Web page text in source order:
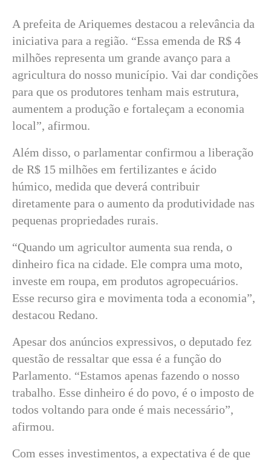
A prefeita de Ariquemes destacou a relevância da
iniciativa para a região. “Essa emenda de R$ 4
milhões representa um grande avanço para a
agricultura do nosso município. Vai dar condições
para que os produtores tenham mais estrutura,
aumentem a produção e fortaleçam a economia
local”, afirmou.
Além disso, o parlamentar confirmou a liberação
de R$ 15 milhões em fertilizantes e ácido
húmico, medida que deverá contribuir
diretamente para o aumento da produtividade nas
pequenas propriedades rurais.
“Quando um agricultor aumenta sua renda, o
dinheiro fica na cidade. Ele compra uma moto,
investe em roupa, em produtos agropecuários.
Esse recurso gira e movimenta toda a economia”,
destacou Redano.
Apesar dos anúncios expressivos, o deputado fez
questão de ressaltar que essa é a função do
Parlamento. “Estamos apenas fazendo o nosso
trabalho. Esse dinheiro é do povo, é o imposto de
todos voltando para onde é mais necessário”,
afirmou.
Com esses investimentos, a expectativa é de que